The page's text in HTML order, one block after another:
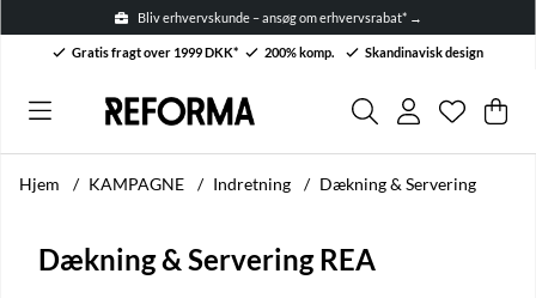
Bliv erhvervskunde – ansøg om erhvervsrabat* →
Gratis fragt over 1999 DKK* 200% komp. Skandinavisk design
Antal på
. .
Hjem KAMPAGNE Indretning Dækning & Servering
Dækning & Servering REA